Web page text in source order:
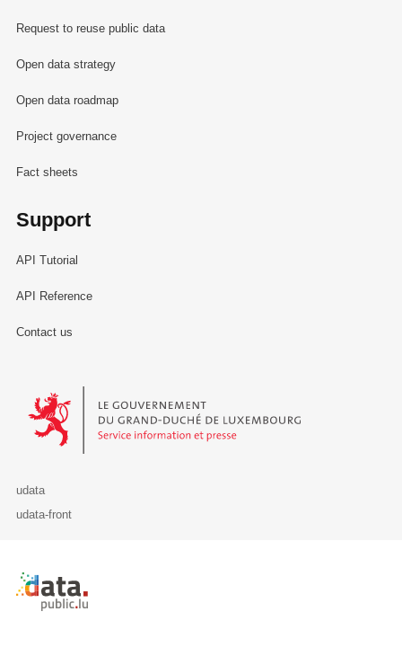
Request to reuse public data
Open data strategy
Open data roadmap
Project governance
Fact sheets
Support
API Tutorial
API Reference
Contact us
Le Gouvernement du Grand-Duché de Luxembourg - Service
udata
udata-front
Retour à l'accueil de data.public.lu